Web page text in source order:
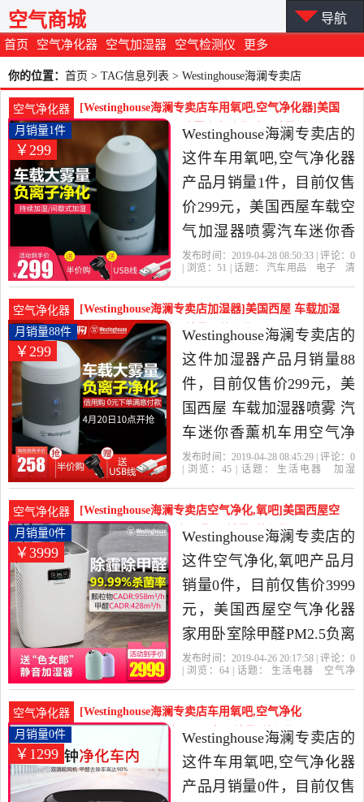
首页 空气净化器 空气加湿器 空气检测仪 更多
空气商城 导航
你的位置： 首页 > TAG信息列表 > Westinghouse海澜专卖店
空气净化器
[Westinghouse海澜专卖店车用氧吧,空气净化器]美国
西屋车载空气加湿器喷雾汽车迷你香月销量1件仅售
299元
￥299
月销量1件
Westinghouse海澜专卖店的
这件车用氧吧,空气净化器
产品月销量1件，目前仅售
价299元，美国西屋车载空
气加湿器喷雾汽车迷你香
薰机车用负离子空气净化
澜专卖店精选汽车用品,电
子,清洗,改装当中性价比很
高的车用氧吧,空气净化
器，由北京发货。
发布时间：2019-04-28 08:50:33 | 评论： 0
| 浏览：51 | 话题： 汽车用品 电子
清
子
电源 功能
空气净化器
[Westinghouse海澜专卖店加湿器]美国西屋 车载加湿
器喷雾 汽车迷你香月销量88件仅售299元
￥299
月销量88件
Westinghouse海澜专卖店的
这件加湿器产品月销量88
件，目前仅售价299元，美
国西屋 车载加湿器喷雾 汽
车迷你香薰机车用空气净
化器雾化是2019年
选生活电器当中性价比很
高的加湿器，由山东 青岛
发货。
发布时间：2019-04-28 08:45:29 | 评论： 0
| 浏览： 45 | 话题： 生活电器
加湿
空气净化器
[Westinghouse海澜专卖店空气净化,氧吧]美国西屋空
气净化器 家用卧室除甲醛P月销量0件仅售3999元
￥3999
月销量0件
Westinghouse海澜专卖店的
这件空气净化,氧吧产品月
销量0件，目前仅售价3999
元，美国西屋空气净化器
家用卧室除甲醛PM2.5负离
子杀菌除雾霾二手烟是
卖店精选生活电器当中性
价比很高的空气净化,氧
吧，由北京发货。
发布时间：2019-04-26 20:17:58 | 评论： 0
| 浏览： 64| 话题： 生活电器
空气净
空气净化器
[Westinghouse海澜专卖店车用氧吧,空气净化
器]Westinghouse/美国西屋车月销量0件仅售1299元
￥1299
月销量0件
Westinghouse海澜专卖店的
这件车用氧吧,空气净化器
产品月销量0件，目前仅售